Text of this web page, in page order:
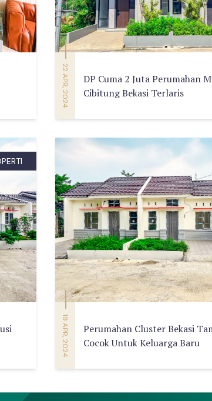
22 APR, 2024
DP Cuma 2 Juta Perumahan
Cibitung Bekasi Terlaris
19 APR, 2024
Perumahan Cluster Bekasi
Cocok Untuk Keluarga Baru